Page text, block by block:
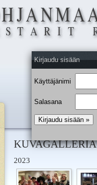
Kirjaudu sisään
Käyttäjänimi
Salasana
KUVAGALLERIA
2023